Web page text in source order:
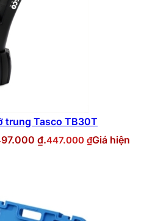
trung Tasco TB30T
₫.447.000 ₫Giá hiện